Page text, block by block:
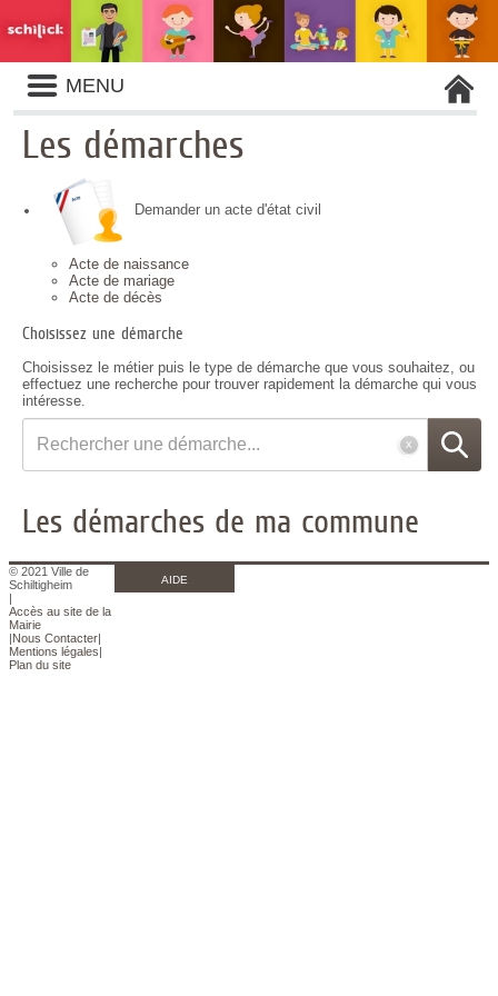
Liste
des
avertissements
MENU
Les démarches
Demander un acte d'état civil
Acte de naissance
Acte de mariage
Acte de décès
Choisissez une démarche
Choisissez le métier puis le type de démarche que vous souhaitez, ou
effectuez une recherche pour trouver rapidement la démarche qui vous
intéresse.
Rechercher
une
Les démarches de ma commune
© 2021 Ville de
Schiltigheim
|
Accès au site de la
Mairie
|Nous Contacter|
Mentions légales|
Plan du site
AIDE